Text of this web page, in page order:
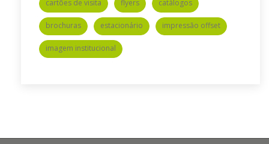
cartões de visita flyers catálogos
brochuras estacionário impressão offset
imagem institucional